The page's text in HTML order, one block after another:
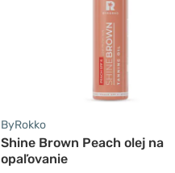
ByRokko
Shine Brown Peach olej na
opaľovanie